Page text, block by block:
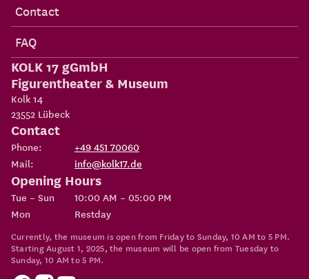
Contact
FAQ
KOLK 17 gGmbH
Figurentheater & Museum
Kolk 14
23552 Lübeck
Contact
Phone:
+49 451 70060
Mail:
info@kolk17.de
Opening Hours
Tue – Sun
10:00 AM – 05:00 PM
Mon
Restday
Currently, the museum is open from Friday to Sunday, 10 AM to 5 PM.
Starting August 1, 2025, the museum will be open from Tuesday to
Sunday, 10 AM to 5 PM.